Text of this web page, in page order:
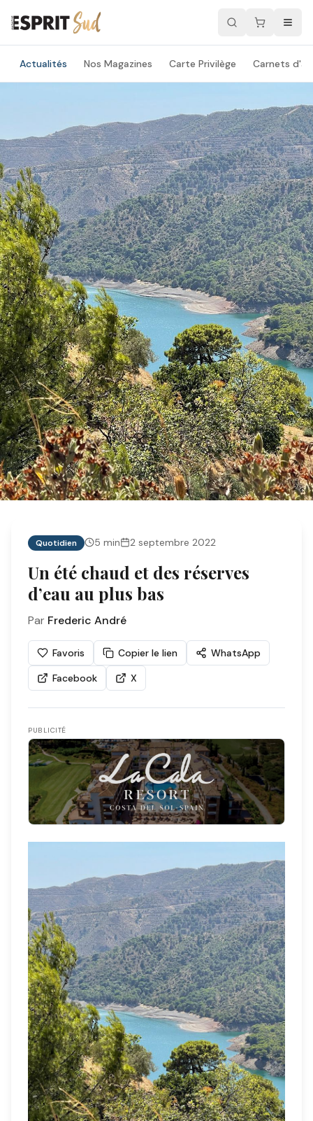
Actualités Nos Magazines Carte Privilège Carnets
Quotidien 5 min 2 septembre 2022
Un été chaud et des réserves
d’eau au plus bas
Par Frederic André
Favoris Copier le lien
WhatsApp
Facebook
X
PUBLICITÉ